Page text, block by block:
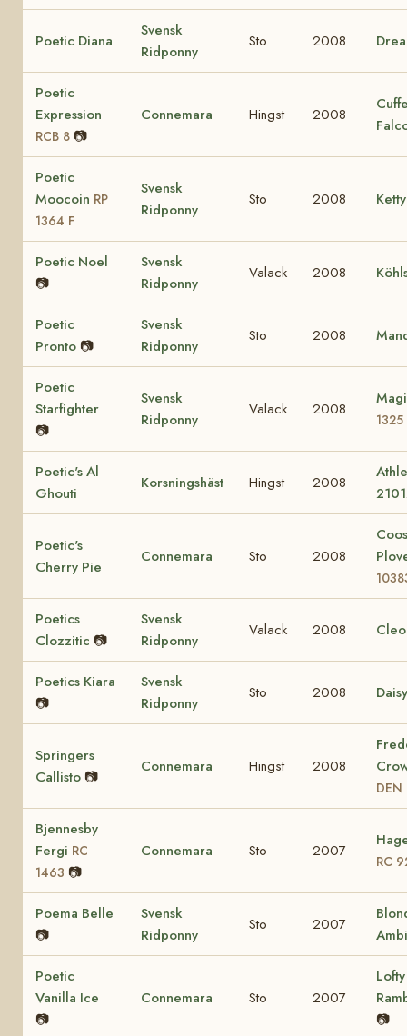
Poetic Diana
Svensk
Ridponny
Sto 2008
Poetic
Expression
RCB 8 📷
Connemara Hingst 2008
Poetic
Moocoin RP
1364 F
Svensk
Ridponny
Sto 2008 Ketty
Poetic Noel
📷
Svensk
Ridponny
Valack 2008
Poetic
Pronto 📷
Svensk
Ridponny
Sto 2008
Poetic
Starfighter
📷
Svensk
Ridponny
Valack 2008
1325
Poetic's Al
Ghouti
Korsningshäst Hingst 2008
Poetic's
Cherry Pie
Connemara Sto 2008
Poetics
Clozzitic 📷
Svensk
Ridponny
Valack 2008
Poetics Kiara
📷
Svensk
Ridponny
Sto 2008 Daisy
Springers
Callisto 📷
Connemara Hingst 2008
Bjennesby
Fergi RC
1463 📷
Connemara Sto 2007
RC
Poema Belle
📷
Svensk
Ridponny
Sto 2007
Poetic
Vanilla Ice
📷
Connemara Sto 2007
📷